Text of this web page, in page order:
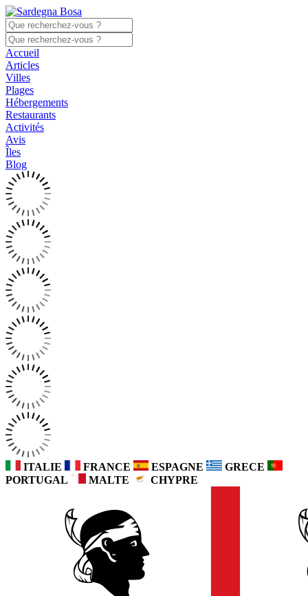
Accueil
Articles
Villes
Plages
Hébergements
Restaurants
Activités
Avis
Îles
Blog
ITALIE FRANCE ESPAGNE
GRECE
PORTUGAL
MALTE CHYPRE